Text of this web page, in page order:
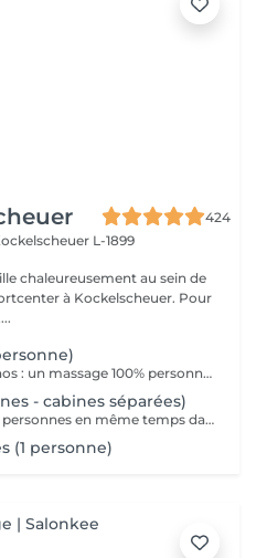
424
L-1899
chaleureusement au sein de
à Kockelscheuer. Pour
Le Massage Sur Mesure Maanos : un massage 100% personnalisé en fonction de vos besoins et de vos envies !
- cabines séparées)
Ce Massage est prévu pour 2 personnes en même temps dans 2 CABINES SÉPARÉES. Les 2 massages seront Sur Mesure, en fonction des envies et des besoins de chacun. -> Pour une cabine Duo voir Limpertsberg, Soleuvre ou Marnach.
(1 personne)